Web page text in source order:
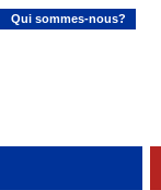
Qui sommes-nous?